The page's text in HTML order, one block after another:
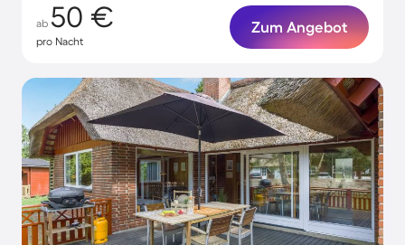
ab 50 €
pro Nacht
Zum Angebot